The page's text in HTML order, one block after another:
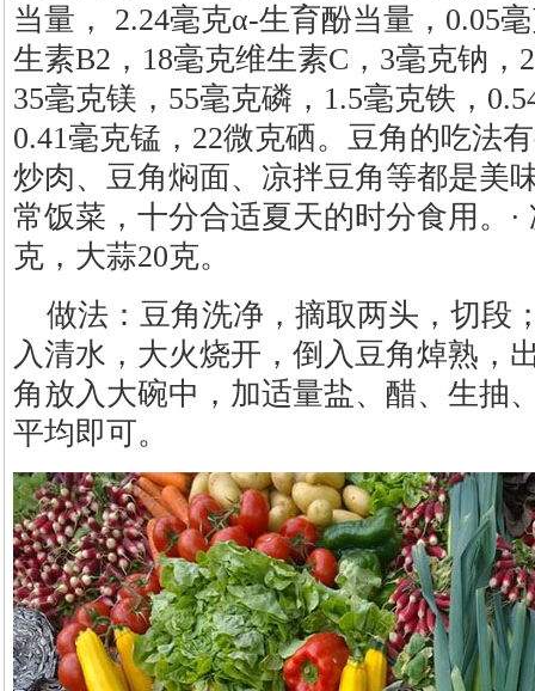
当量， 2.24毫克α-生育酚当量，0.05
生素B2，18毫克维生素C，3毫克钠，
35毫克镁，55毫克磷，1.5毫克铁，
0.41毫克锰，22微克硒。豆角的吃法
炒肉、豆角焖面、凉拌豆角等都是美
常饭菜，十分合适夏天的时分食用。·
克，大蒜20克。
做法：豆角洗净，摘取两头，切段
入清水，大火烧开，倒入豆角焯熟，
角放入大碗中，加适量盐、醋、生抽
平均即可。